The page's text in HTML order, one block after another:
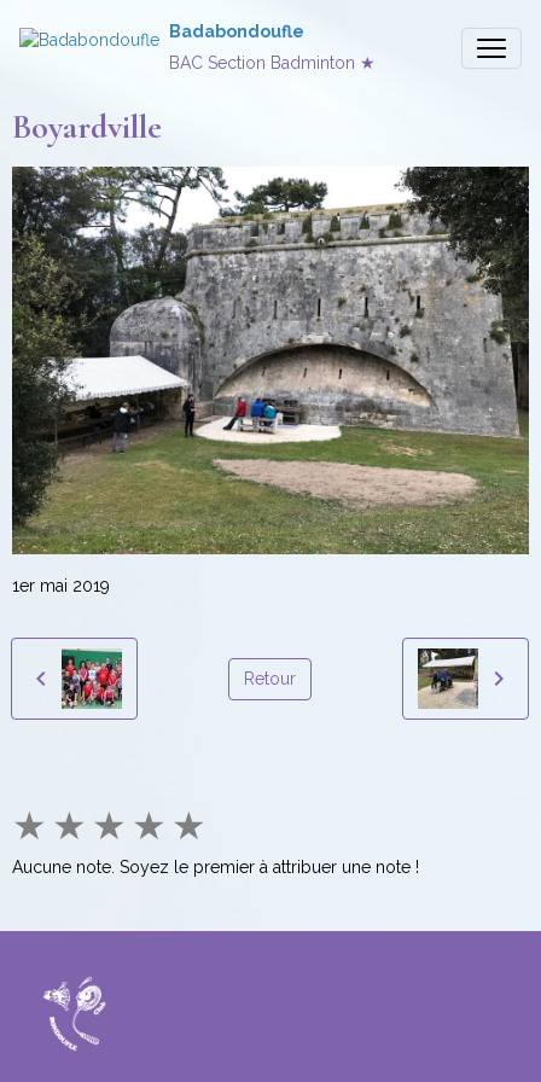
Badabondoufle
BAC Section Badminton ★
Boyardville
1er mai 2019
Retour
★ ★ ★ ★ ★
Aucune note. Soyez le premier à attribuer une note !